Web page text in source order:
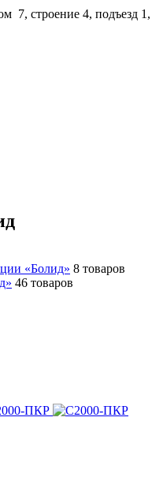
7, строение 4, подъезд 1,
«Болид» 8 товаров
46 товаров